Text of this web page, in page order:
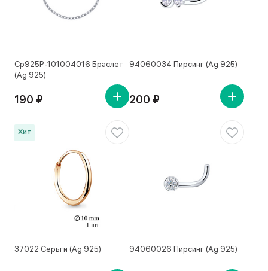
Ср925Р-101004016 Браслет
(Ag 925)
190 ₽
94060034 Пирсинг (Ag 925)
200 ₽
Хит
37022 Серьги (Ag 925) 94060026 Пирсинг (Ag 925)